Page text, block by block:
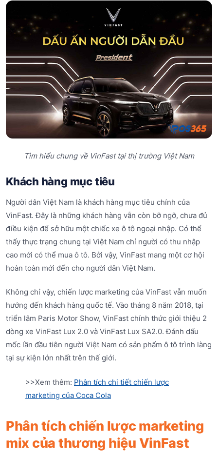
Tìm hiểu chung về VinFast tại thị trường Việt Nam
Khách hàng mục tiêu
Người dân Việt Nam là khách hàng mục tiêu chính của
VinFast. Đây là những khách hàng vẫn còn bỡ ngỡ, chưa đủ
điều kiện để sở hữu một chiếc xe ô tô ngoại nhập. Có thể
thấy thực trạng chung tại Việt Nam chỉ người có thu nhập
cao mới có thể mua ô tô. Bởi vậy, VinFast mang một cơ hội
hoàn toàn mới đến cho người dân Việt Nam.
Không chỉ vậy, chiến lược marketing của VinFast vẫn muốn
hướng đến khách hàng quốc tế. Vào tháng 8 năm 2018, tại
triển lãm Paris Motor Show, VinFast chính thức giới thiệu 2
dòng xe VinFast Lux 2.0 và VinFast Lux SA2.0. Đánh dấu
mốc lần đầu tiên người Việt Nam có sản phẩm ô tô trình làng
tại sự kiện lớn nhất trên thế giới.
>>Xem thêm: Phân tích chi tiết chiến lược
marketing của Coca Cola
Phân tích chiến lược marketing
mix của thương hiệu VinFast